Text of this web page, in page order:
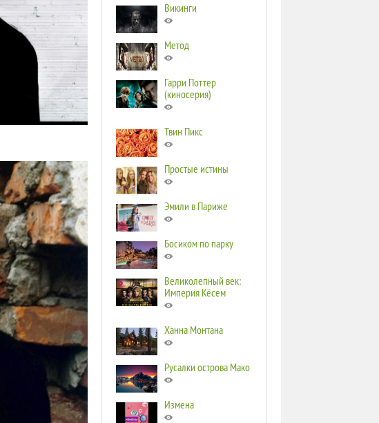
Викинги
Метод
Гарри Поттер
(киносерия)
Твин Пикс
Простые истины
Эмили в Париже
Босиком по парку
Великолепный век:
Империя Кёсем
Ханна Монтана
Русалки острова Мако
Измена